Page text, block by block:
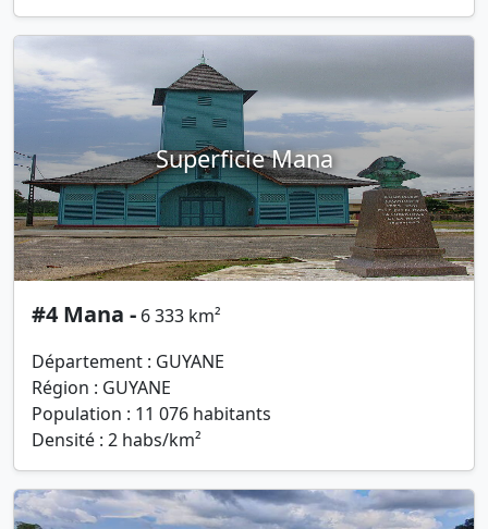
Superficie Mana
#4 Mana - 6 333 km²
Département : GUYANE
Région : GUYANE
Population : 11 076 habitants
Densité : 2 habs/km²